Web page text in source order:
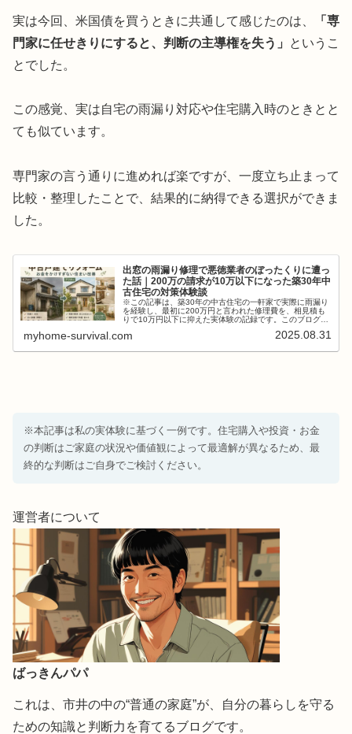
実は今回、米国債を買うときに共通して感じたのは、
「専
門家に任せきりにすると、判断の主導権を失う」
というこ
とでした。
この感覚、実は自宅の雨漏り対応や住宅購入時のときとと
ても似ています。
専門家の言う通りに進めれば楽ですが、一度立ち止まって
比較・整理したことで、結果的に納得できる選択ができま
した。
出窓の雨漏り修理で悪徳業者のぼったくりに遭っ
た話｜200万の請求が10万以下になった築30年中
古住宅の対策体験談
※この記事は、築30年の中古住宅の一軒家で実際に雨漏り
を経験し、最初に200万円と言われた修理費を、相見積も
りで10万円以下に抑えた実体験の記録です。このブログで
を惜しまないだけで、防げる...
myhome-survival.com 2025.08.31
※本記事は私の実体験に基づく一例です。住宅購入や投資・お金
の判断はご家庭の状況や価値観によって最適解が異なるため、最
終的な判断はご自身でご検討ください。
運営者について
ばっきんパパ
これは、市井の中の“普通の家庭”が、自分の暮らしを守る
ための知識と判断力を育てるブログです。